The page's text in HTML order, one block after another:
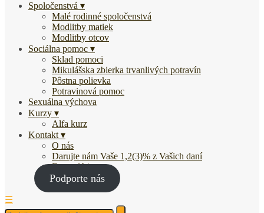
Spoločenstvá
Malé rodinné spoločenstvá
Modlitby matiek
Modlitby otcov
Sociálna pomoc
Sklad pomoci
Mikulášska zbierka trvanlivých potravín
Pôstna polievka
Potravinová pomoc
Sexuálna výchova
Kurzy
Alfa kurz
Kontakt
O nás
Darujte nám Vaše 1,2(3)% z Vašich daní
Fotogaléria
Podporte nás
☰